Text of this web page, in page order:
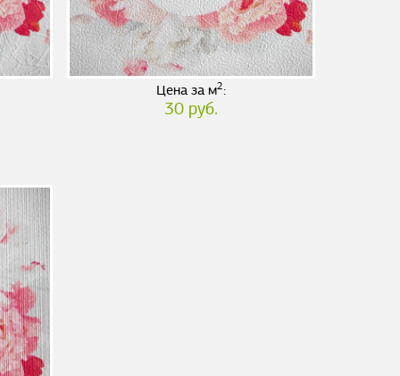
Цена за м2:
30 руб.